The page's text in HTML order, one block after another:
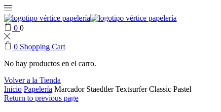
0 0
0 Shopping Cart
No hay productos en el carro.
Volver a la Tienda
Inicio Papelería Marcador Staedtler Textsurfer Classic Pastel
Return to previous page